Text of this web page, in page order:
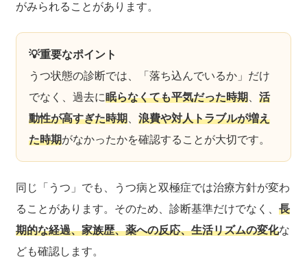
がみられることがあります。
💡重要なポイント
うつ状態の診断では、「落ち込んでいるか」だけ
でなく、過去に眠らなくても平気だった時期 、活
動性が高すぎた時期 、浪費や対人トラブルが増え
た時期がなかったかを確認することが大切です。
同じ「うつ」でも、うつ病と双極症では治療方針が変わ
ることがあります。そのため、診断基準だけでなく、長
期的な経過、家族歴、薬への反応、生活リズムの変化な
ども確認します。